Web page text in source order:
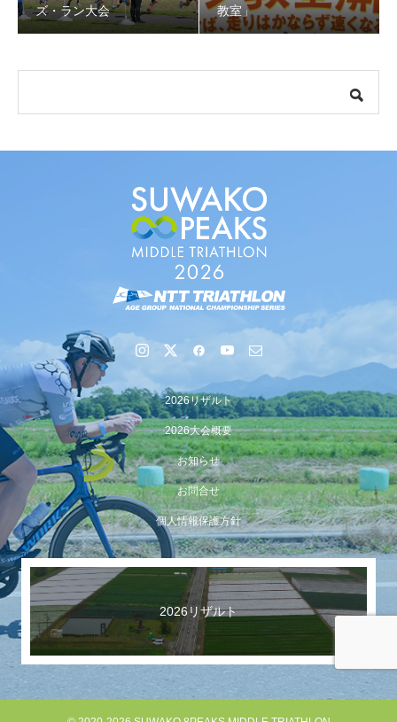
【会議報告】諏訪地域６市町村連絡会議を開催しました
【イベント報告】Luminaオンラインガイドツアーが開催
されました
ズ・ラン大会
教室」
2026リザルト
2026大会概要
お知らせ
お問合せ
個人情報保護方針
2026リザルト